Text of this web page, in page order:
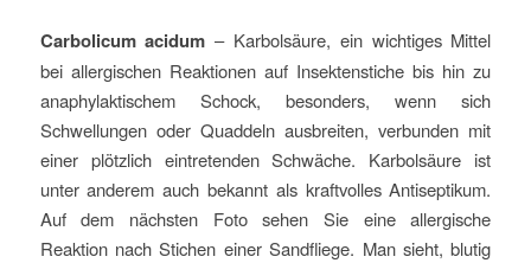
Carbolicum acidum – Karbolsäure, ein wichtiges Mittel
bei allergischen Reaktionen auf Insektenstiche bis hin zu
anaphylaktischem Schock, besonders, wenn sich
Schwellungen oder Quaddeln ausbreiten, verbunden mit
einer plötzlich eintretenden Schwäche. Karbolsäure ist
unter anderem auch bekannt als kraftvolles Antiseptikum.
Auf dem nächsten Foto sehen Sie eine allergische
Reaktion nach Stichen einer Sandfliege. Man sieht, blutig